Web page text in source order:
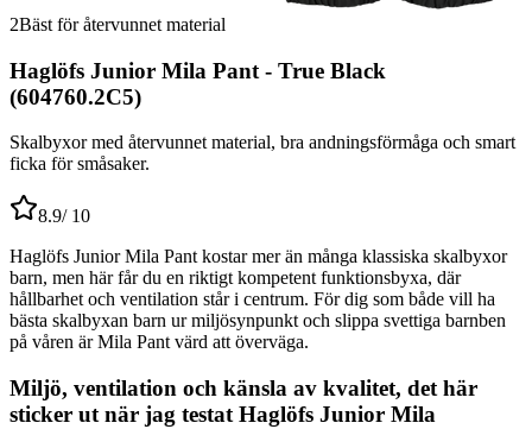
2Bäst för återvunnet material
Haglöfs Junior Mila Pant - True Black
(604760.2C5)
Skalbyxor med återvunnet material, bra andningsförmåga och smart
ficka för småsaker.
8.9/ 10
Haglöfs Junior Mila Pant kostar mer än många klassiska skalbyxor
barn, men här får du en riktigt kompetent funktionsbyxa, där
hållbarhet och ventilation står i centrum. För dig som både vill ha
bästa skalbyxan barn ur miljösynpunkt och slippa svettiga barnben
på våren är Mila Pant värd att överväga.
Miljö, ventilation och känsla av kvalitet, det här
sticker ut när jag testat Haglöfs Junior Mila